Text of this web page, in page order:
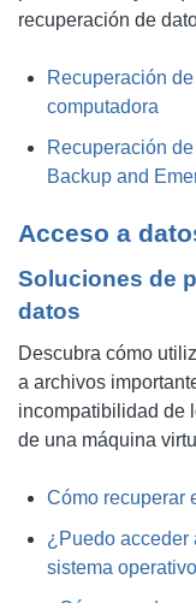
recuperación de
Recuperación
computadora
Recuperación
Backup and
Acceso a
Soluciones de
datos
Descubra cómo
a archivos
incompatibilidad de
de una máquina
Cómo recuperar
¿Puedo acceder
sistema